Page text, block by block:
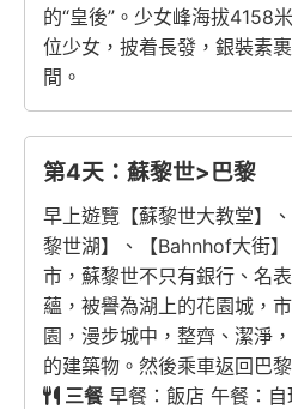
的“皇後”。少女峰海拔4158
位少女，披着長發，銀裝素
間。
第4天：蘇黎世>巴黎
早上遊覽【蘇黎世大教堂】
黎世湖】、【Bahnhof大街
市，蘇黎世不只有銀行、名
蘊，被譽為湖上的花園城，
園，漫步城中，整齊、潔淨
的建築物。然後乘車返回巴
三餐早餐：飯店 午餐：自